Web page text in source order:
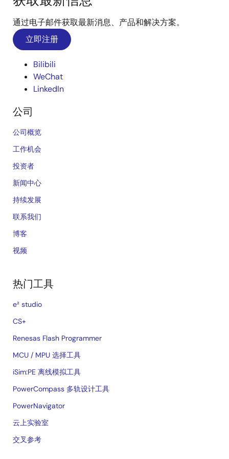
通过电子邮件获取最新消息、产品和解决方案。
立即注册
Bilibili
WeChat
LinkedIn
公司
公司概览
工作机会
投资者
新闻中心
持续发展
联系我们
博客
视频
热门工具
e² studio
CS+
Renesas Flash Programmer
MCU / MPU 选择工具
iSim:PE 离线模拟工具
PowerCompass 多轨设计工具
PowerNavigator
云上实验室
交叉参考